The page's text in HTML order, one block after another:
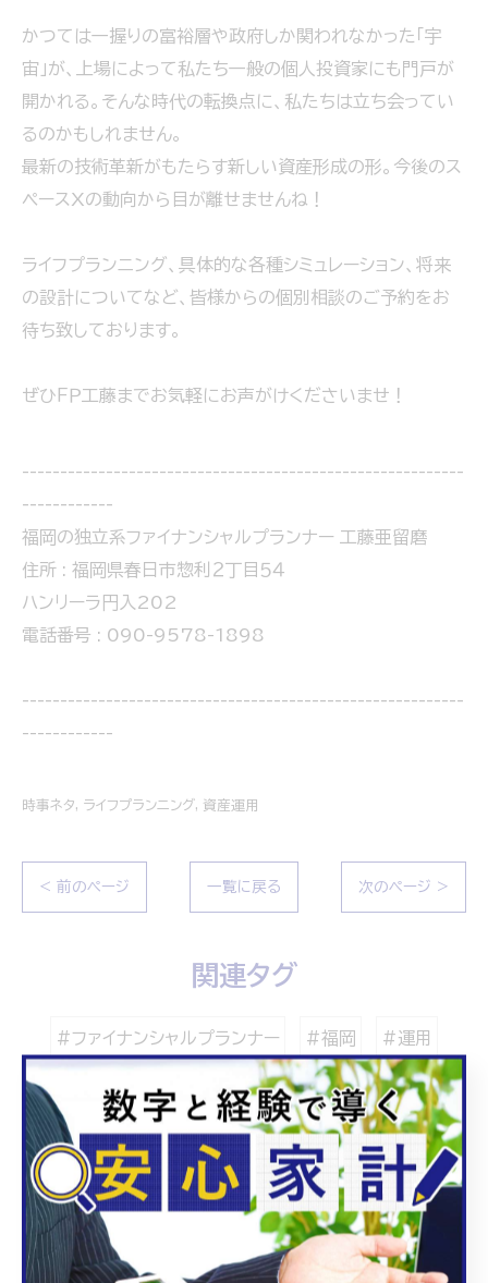
かつては一握りの富裕層や政府しか関われなかった「宇
宙」が、上場によって私たち一般の個人投資家にも門戸が
開かれる。そんな時代の転換点に、私たちは立ち会ってい
るのかもしれません。
最新の技術革新がもたらす新しい資産形成の形。今後のス
ペースXの動向から目が離せませんね！
ライフプランニング、具体的な各種シミュレーション、将来
の設計についてなど、皆様からの個別相談のご予約をお
待ち致しております。
ぜひＦＰ工藤までお気軽にお声がけくださいませ！
----------------------------------------------------------
------------
福岡の独立系ファイナンシャルプランナー 工藤亜留磨
住所 : 福岡県春日市惣利２丁目５４
ハンリーラ円入202
電話番号 : 090-9578-1898
----------------------------------------------------------
------------
時事ネタ ライフプランニング 資産運用
< 前のページ 一覧に戻る 次のページ >
関連タグ
#ファイナンシャルプランナー #福岡 #運用
#NISA #ライフプランニング #時事ネタ
#IT #マーケット
カテゴリー Categories